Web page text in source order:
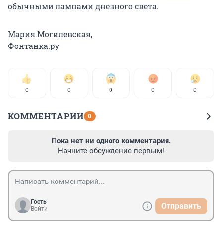
обычными лампами дневного света.
Мария Могилевская,
Фонтанка.ру
0 0 0 0 0
КОММЕНТАРИИ 0
Пока нет ни одного комментария.
Начните обсуждение первым!
Гость
Войти
Отправить